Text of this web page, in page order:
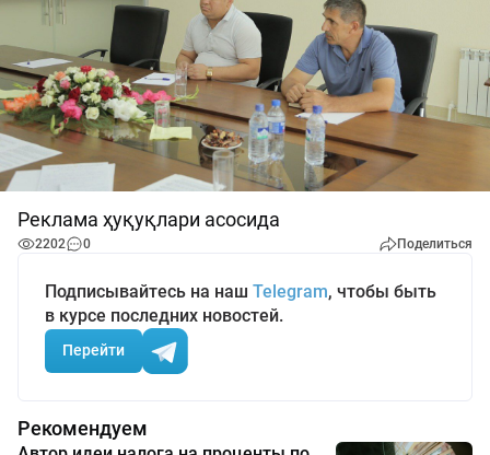
Реклама ҳуқуқлари асосида
2202 0 Поделиться
Подписывайтесь на наш Telegram, чтобы быть
в курсе последних новостей.
Перейти
Рекомендуем